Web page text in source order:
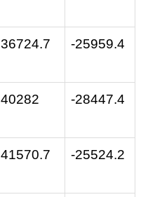
36724.7 -25959.4
40282 -28447.4
41570.7 -25524.2